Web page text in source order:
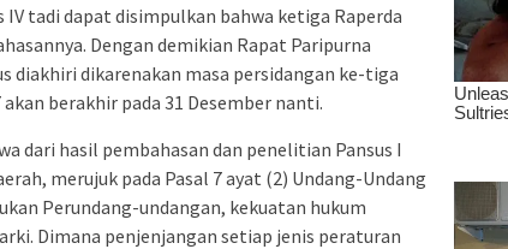
IV tadi dapat disimpulkan bahwa ketiga Raperda
Dengan demikian Rapat Paripurna
diakhiri dikarenakan masa persidangan ke-tiga
berakhir pada 31 Desember nanti.
dari hasil pembahasan dan penelitian Pansus I
merujuk pada Pasal 7 ayat (2) Undang-Undang
Perundang-undangan, kekuatan hukum
Dimana penjenjangan setiap jenis peraturan